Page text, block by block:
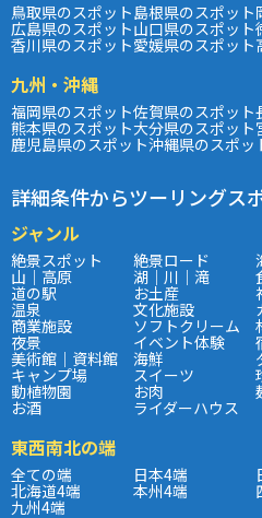
鳥取県のスポット島根県のスポット
広島県のスポット山口県のスポット
香川県のスポット愛媛県のスポット
九州・沖縄
福岡県のスポット佐賀県のスポット
熊本県のスポット大分県のスポット
鹿児島県のスポット沖縄県のスポッ
詳細条件からツーリングス
ジャンル
絶景スポット 絶景ロード
山｜高原 湖｜川｜滝
道の駅 お土産
温泉 文化施設
商業施設 ソフトクリーム
夜景 イベント体験
美術館｜資料館 海鮮
キャンプ場 スイーツ
動植物園 お肉
お酒 ライダーハウス
東西南北の端
全ての端 日本4端
北海道4端 本州4端
九州4端